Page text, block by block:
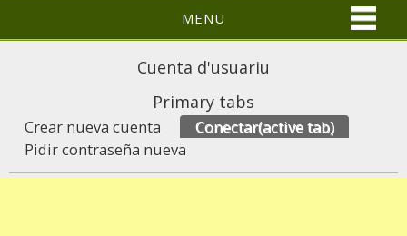
MENU
Cuenta d'usuariu
Primary tabs
Crear nueva cuenta Conectar(active tab)
Pidir contraseña nueva